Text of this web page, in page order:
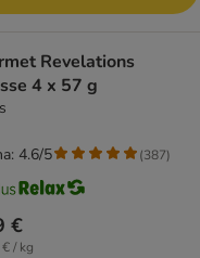
Revelations
4 x 57 g
€
/ kg
4.6/5 (387)